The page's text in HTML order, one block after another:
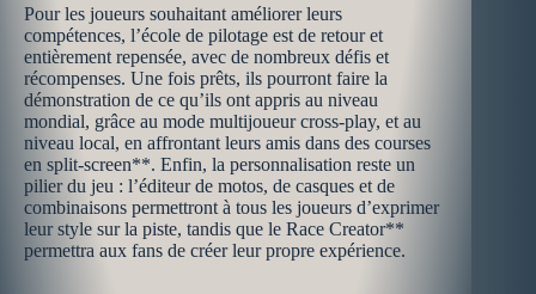
Pour les joueurs souhaitant améliorer leurs
compétences, l’école de pilotage est de retour et
entièrement repensée, avec de nombreux défis et
récompenses. Une fois prêts, ils pourront faire la
démonstration de ce qu’ils ont appris au niveau
mondial, grâce au mode multijoueur cross-play, et au
niveau local, en affrontant leurs amis dans des courses
en split-screen**. Enfin, la personnalisation reste un
pilier du jeu : l’éditeur de motos, de casques et de
combinaisons permettront à tous les joueurs d’exprimer
leur style sur la piste, tandis que le Race Creator**
permettra aux fans de créer leur propre expérience.